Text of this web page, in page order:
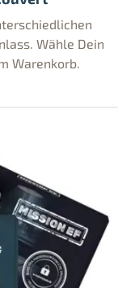
Wähle Dein
Warenkorb.